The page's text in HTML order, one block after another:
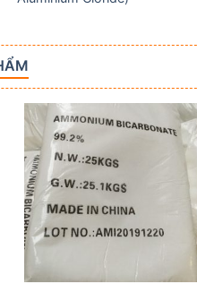
Add to
wishlist